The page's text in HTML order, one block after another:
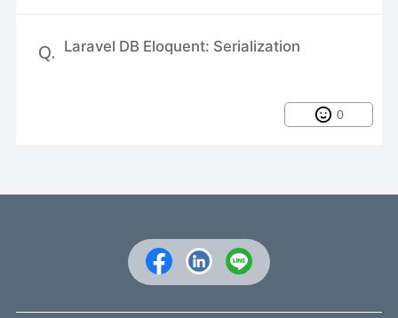
Q. Laravel DB Eloquent: Serialization
0